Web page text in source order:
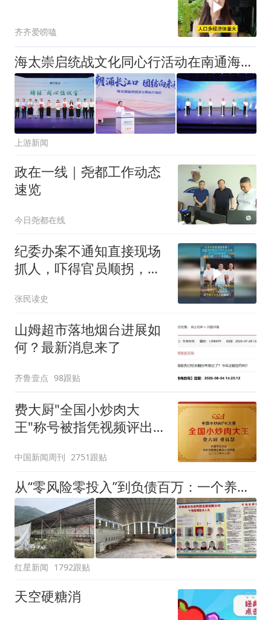
齐齐爱唠嗑
海太崇启统战文化同心行活动在南通海门举行
上游新闻
政在一线｜尧都工作动态
速览
今日尧都在线
纪委办案不通知直接现场
抓人，吓得官员顺拐，纪
张民读史
山姆超市落地烟台进展如
何？最新消息来了
齐鲁壹点 98跟贴
费大厨"全国小炒肉大
王"称号被指凭视频评出
中国新闻周刊 2751跟贴
从“零风险零投入”到负债百万：一个养牛项目崩盘后，谁该为农户的贷款买单丨红星调查
红星新闻 1792跟贴
天空硬糖消